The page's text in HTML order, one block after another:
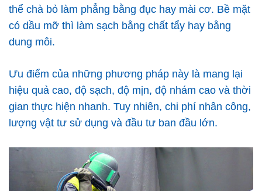
thể chà bỏ làm phẳng bằng đục hay mài cơ. Bề mặt
có dầu mỡ thì làm sạch bằng chất tẩy hay bằng
dung môi.
Ưu điểm của những phương pháp này là mang lại
hiệu quả cao, độ sạch, độ mịn, độ nhám cao và thời
gian thực hiện nhanh. Tuy nhiên, chi phí nhân công,
lượng vật tư sử dụng và đầu tư ban đầu lớn.